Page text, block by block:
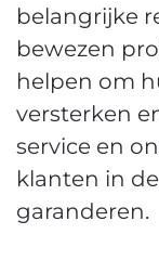
belangrijke
bewezen
helpen om
versterken
service en
klanten in
garanderen.